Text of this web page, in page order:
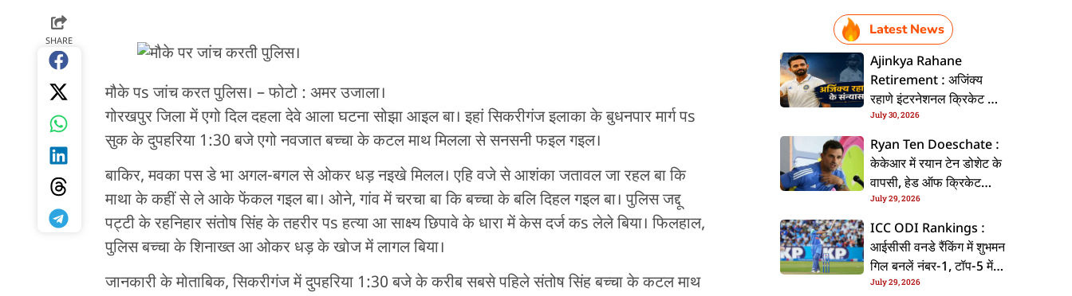
SHARE
मौके पs जांच करत पुलिस। – फोटो : अमर उजाला।
गोरखपुर जिला में एगो दिल दहला देवे आला घटना सोझा आइल बा। इहां सिकरीगंज इलाका के बुधनपार मार्ग पs
सुक के दुपहरिया 1:30 बजे एगो नवजात बच्चा के कटल माथ मिलला से सनसनी फइल गइल।
बाकिर, मवका पस डे भा अगल-बगल से ओकर धड़ नइखे मिलल। एहि वजे से आशंका जतावल जा रहल बा कि
माथा के कहीं से ले आके फेंकल गइल बा। ओने, गांव में चरचा बा कि बच्चा के बलि दिहल गइल बा। पुलिस जद्दू
पट्टी के रहनिहार संतोष सिंह के तहरीर पs हत्या आ साक्ष्य छिपावे के धारा में केस दर्ज कs लेले बिया। फिलहाल,
पुलिस बच्चा के शिनाख्त आ ओकर धड़ के खोज में लागल बिया।
जानकारी के मोताबिक, सिकरीगंज में दुपहरिया 1:30 बजे के करीब सबसे पहिले संतोष सिंह बच्चा के कटल माथ
Latest News
Ajinkya Rahane
Retirement : अजिंक्य
रहाणे इंटरनेशनल क्रिकेट से
ललें संन्यास, सोशल मीडिया
पs पोस्ट कs के कइलें एलान
July 30, 2026
Ryan Ten Doeschate :
केकेआर में रयान टेन डोशेट के
वापसी, हेड ऑफ क्रिकेट
स्ट्रेटजी के जिम्मेदारी संभरिहें
July 29, 2026
ICC ODI Rankings :
आईसीसी वनडे रैंकिंग में शुभमन
गिल बनलें नंबर-1, टॉप-5 में
भारत के तीन बल्लेबाज
July 29, 2026